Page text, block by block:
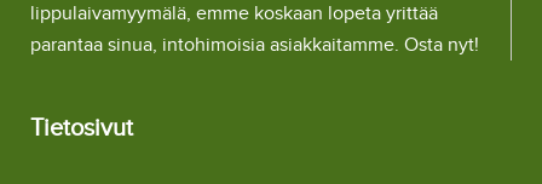
lippulaivamyymälä, emme koskaan lopeta yrittää
parantaa sinua, intohimoisia asiakkaitamme. Osta nyt!
Tietosivut